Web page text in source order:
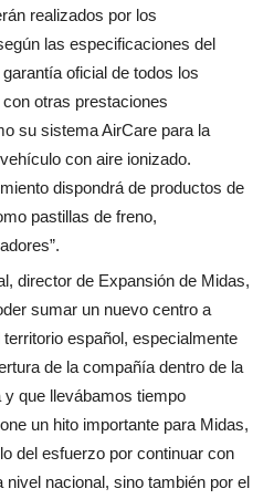
realizados por los
las especificaciones del
oficial de todos los
otras prestaciones
su sistema AirCare para la
con aire ionizado.
dispondrá de productos de
pastillas de freno,
director de Expansión de Midas,
sumar un nuevo centro a
español, especialmente
de la compañía dentro de la
que llevábamos tiempo
un hito importante para Midas,
del esfuerzo por continuar con
nivel nacional, sino también por el